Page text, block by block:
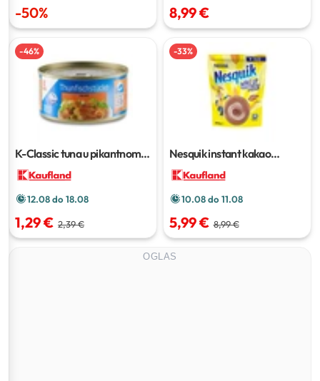
-50% 8,99 €
-46%
K-Classic tuna u pikantnom
12.08 do 18.08
1,29 € 2,39 €
-33%
Nesquik instant kakao
10.08 do 11.08
5,99 € 8,99 €
OGLAS